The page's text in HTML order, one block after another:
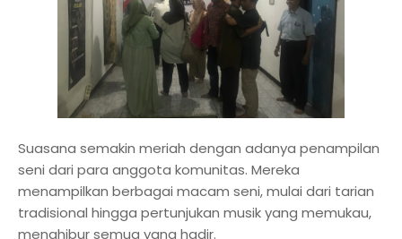
Suasana semakin meriah dengan adanya penampilan
seni dari para anggota komunitas. Mereka
menampilkan berbagai macam seni, mulai dari tarian
tradisional hingga pertunjukan musik yang memukau,
menghibur semua yang hadir.